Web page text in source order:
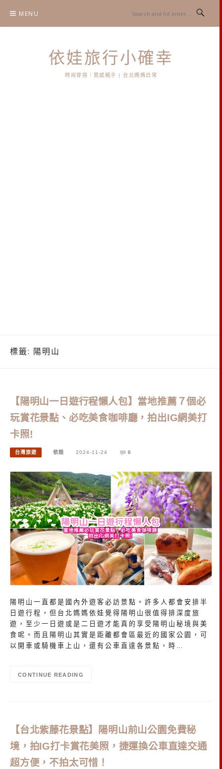
content
MENU
依娃旅行小確幸
時尚穿搭｜質感親子 | 台北媽媽日常
標籤: 陽明山
【陽明山一日遊行程懶人包】當地推薦７個必
玩賞花景點、必吃美食咖啡廳，拍出IG網美打
卡照!
台灣旅遊 依娃 2024-11-24 0
陽明山一直都是國內外遊客必訪景點。許多人都會安排半
日遊行程，但台北媽媽依娃覺得陽明山很值得排深度旅
遊，至少一日遊或是二日遊才能真的享受陽明山秘境與美
食呢。而且陽明山其實是距離都會區最近的國家公園，可
以開車或騎機車上山，還有公車直達各景點，時…
CONTINUE READING
【台北紫藤花景點】陽明山前山公園免費秘
境，拍IG打卡賞花美照，捷運換公車直達交通
超方便，不拍太可惜！